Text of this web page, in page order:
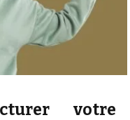
votre